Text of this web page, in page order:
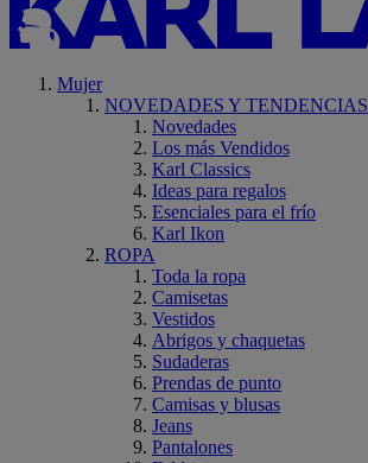
Mujer
NOVEDADES Y TENDENCIAS
Novedades
Los más Vendidos
Karl Classics
Ideas para regalos
Esenciales para el frío
Karl Ikon
ROPA
Toda la ropa
Camisetas
Vestidos
Abrigos y chaquetas
Sudaderas
Prendas de punto
Camisas y blusas
Jeans
Pantalones